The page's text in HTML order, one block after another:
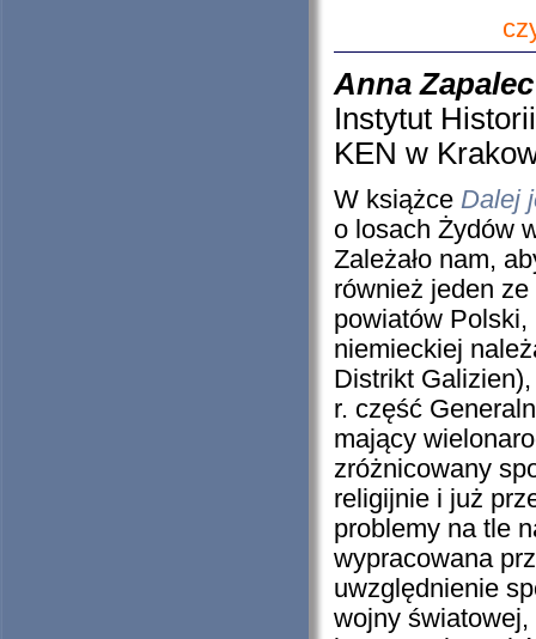
Anna Zapalec
Instytut
KEN w
W książce Dalej
o losach Żydów
Zależało nam,
również jeden
powiatów
niemieckiej
Distrikt
r. część
mający
zróżnicowany
religijnie i już
problemy na tle
wypracowana
uwzględnienie
wojny światowej,